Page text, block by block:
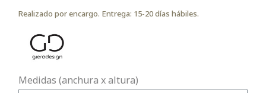
Realizado por encargo. Entrega: 15-20 días hábiles.
Medidas (anchura x altura)